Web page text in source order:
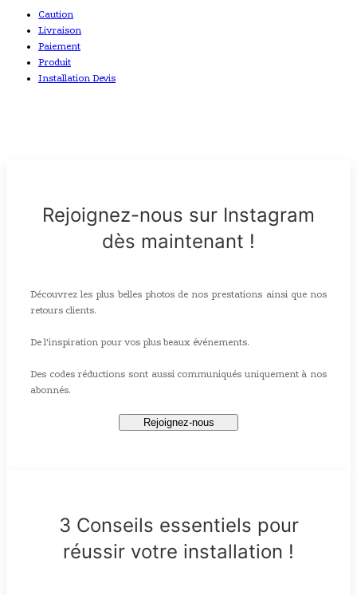
Caution
Livraison
Paiement
Produit
Installation Devis
Rejoignez-nous sur Instagram
dès maintenant !
Découvrez les plus belles photos de nos prestations ainsi que nos
retours clients.
De l'inspiration pour vos plus beaux événements.
Des codes réductions sont aussi communiqués uniquement à nos
abonnés.
Rejoignez-nous
3 Conseils essentiels pour
réussir votre installation !